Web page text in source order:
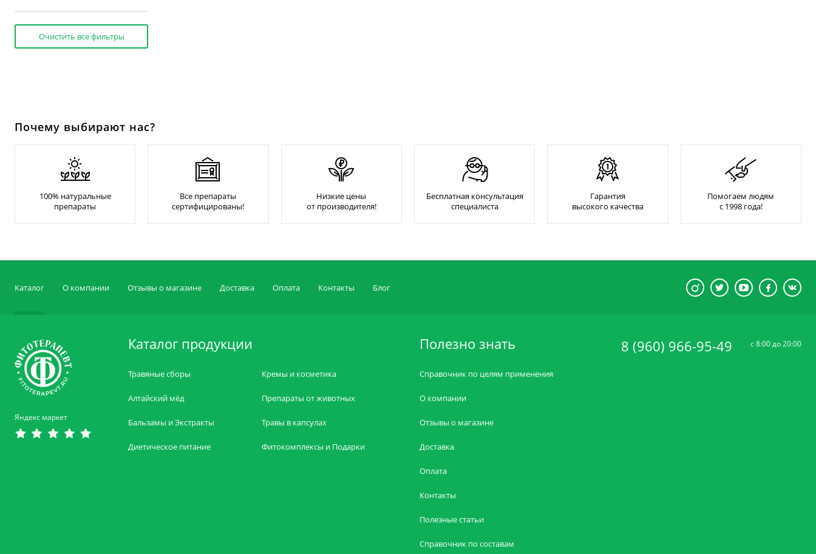
Очистить все фильтры
Почему выбирают нас?
100% натуральные
препараты
Все препараты
сертифицированы!
Низкие цены
от производителя!
Бесплатная консультация
специалиста
Гарантия
высокого качества
Помогаем людям
с 1998 года!
Каталог О компании Отзывы о магазине Доставка Оплата Контакты Блог
Яндекс маркет
Каталог продукции
Травяные сборы
Алтайский мёд
Бальзамы и Экстракты
Диетическое питание
Кремы и косметика
Препараты от животных
Травы в капсулах
Фитокомплексы и Подарки
Полезно знать
Справочник по целям применения
О компании
Отзывы о магазине
Доставка
Оплата
Контакты
Полезные статьи
Справочник по составам
8 (960) 966-95-49 c 8:00 до 20:00